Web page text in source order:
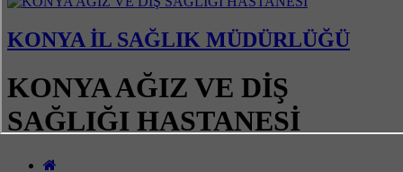
KONYA İL SAĞLIK MÜDÜRLÜĞÜ
KONYA AĞIZ VE DİŞ
SAĞLIĞI HASTANESİ